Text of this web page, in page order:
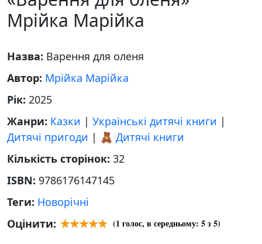
Мрійка Марійка
Назва: Варення для оленя
Автор: Мрійка Марійка
Рік: 2025
Жанри: Казки | Українські дитячі книги |
Дитячі пригоди | 🧸 Дитячі книги
Кількість сторінок: 32
ISBN: 9786176147145
Теги: Новорічні
Оцінити:
(1 голос, в середньому: 5з 5)